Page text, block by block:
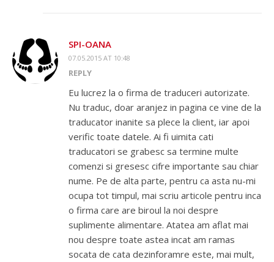
SPI-OANA
07.05.2015 AT 10:48
REPLY
Eu lucrez la o firma de traduceri autorizate.
Nu traduc, doar aranjez in pagina ce vine de la
traducator inanite sa plece la client, iar apoi
verific toate datele. Ai fi uimita cati
traducatori se grabesc sa termine multe
comenzi si gresesc cifre importante sau chiar
nume. Pe de alta parte, pentru ca asta nu-mi
ocupa tot timpul, mai scriu articole pentru inca
o firma care are biroul la noi despre
suplimente alimentare. Atatea am aflat mai
nou despre toate astea incat am ramas
socata de cata dezinforamre este, mai mult,